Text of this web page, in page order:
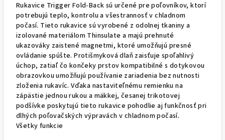
Rukavice Trigger Fold-Back sú určené pre poľovníkov, ktorí
potrebujú teplo, kontrolu a všestrannosť v chladnom
počasí. Tieto rukavice sú vyrobené z odolnej tkaniny a
izolované materiálom Thinsulate a majú prehnuté
ukazováky zaistené magnetmi, ktoré umožňujú presné
ovládanie spúšte. Protišmyková dlaň zaisťuje spoľahlivý
úchop, zatiaľ čo končeky prstov kompatibilné s dotykovou
obrazovkou umožňujú používanie zariadenia bez nutnosti
zloženia rukavíc. Vďaka nastaviteľnému remienku na
zápästie jednou rukou a mäkkej, česanej trikotovej
podšívke poskytujú tieto rukavice pohodlie aj funkčnosť pri
dlhých poľovačských výpravách v chladnom počasí.
Všetky funkcie